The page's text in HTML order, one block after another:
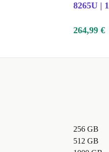
8265U |
264,99 €
256 GB
512 GB